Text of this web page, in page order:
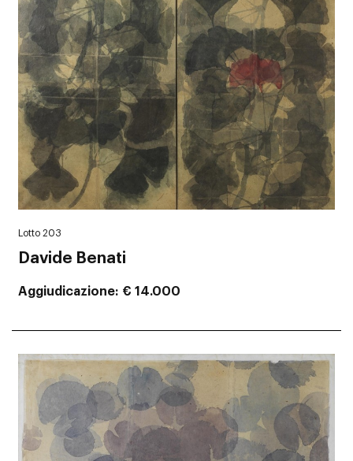
Lotto 203
Davide Benati
Aggiudicazione € 14.000